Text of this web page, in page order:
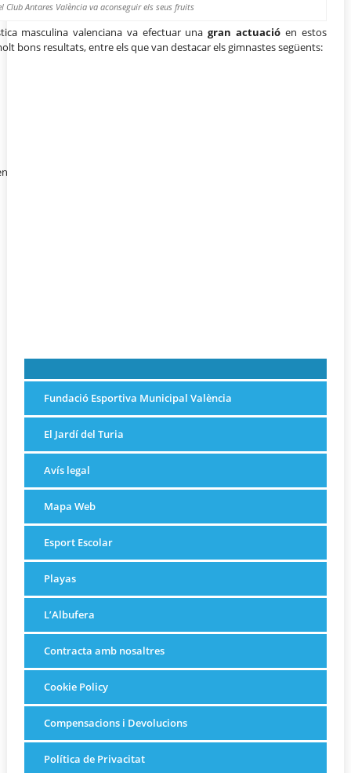
Club Antares València va aconseguir els seus fruits
masculina valenciana va efectuar unagran actuació en estos
bons resultats, entre els que van destacar els gimnastes següents:
Fundació Esportiva Municipal València
El Jardí del Turia
Avís legal
Mapa Web
Esport Escolar
Playas
L’Albufera
Contracta amb nosaltres
Cookie Policy
Compensacions i Devolucions
Política de Privacitat